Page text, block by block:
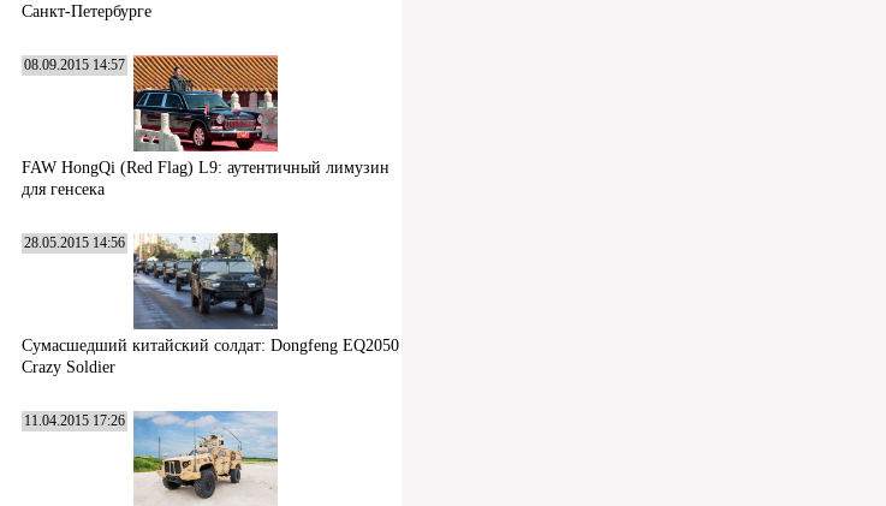
Санкт-Петербурге
08.09.2015 14:57
FAW HongQi (Red Flag) L9: аутентичный лимузин
для генсека
28.05.2015 14:56
Сумасшедший китайский солдат: Dongfeng EQ2050
Crazy Soldier
11.04.2015 17:26